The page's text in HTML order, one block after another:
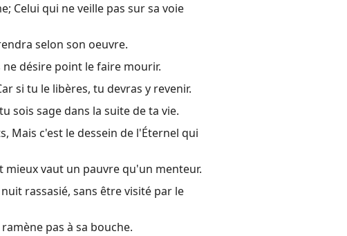
Celui qui ne veille pas sur sa voie
selon son oeuvre.
ne désire point le faire mourir.
si tu le libères, tu devras y revenir.
sois sage dans la suite de ta vie.
Mais c'est le dessein de l'Éternel qui
mieux vaut un pauvre qu'un menteur.
rassasié, sans être visité par le
pas à sa bouche.